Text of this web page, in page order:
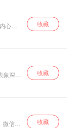
心平
鹿小
收藏
象深
售自
话」
收藏
信定
收藏